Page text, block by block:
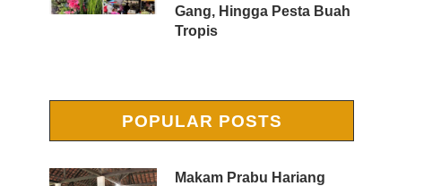
Gang, Hingga Pesta Buah
Tropis
POPULAR POSTS
Makam Prabu Hariang